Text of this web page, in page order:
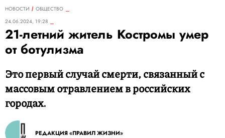
НОВОСТИ
ОБЩЕСТВО
24.06.2024, 19:28
21-летний житель Костромы умер
от ботулизма
Это первый случай смерти, связанный с
массовым отравлением в российских
городах.
РЕДАКЦИЯ «ПРАВИЛ ЖИЗНИ»